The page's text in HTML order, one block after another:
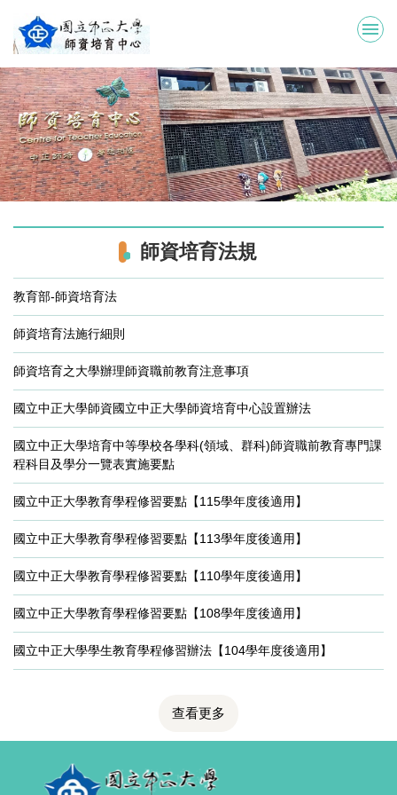
到
主
要
內
容
區
師資培育法規
教育部-師資培育法
師資培育法施行細則
師資培育之大學辦理師資職前教育注意事項
國立中正大學師資國立中正大學師資培育中心設置辦法
國立中正大學培育中等學校各學科(領域、群科)師資職前教育專門課
程科目及學分一覽表實施要點
國立中正大學教育學程修習要點【115學年度後適用】
國立中正大學教育學程修習要點【113學年度後適用】​
國立中正大學教育學程修習要點【110學年度後適用】​
國立中正大學教育學程修習要點【108學年度後適用】​
國立中正大學學生教育學程修習辦法【104學年度後適用】
查看更多